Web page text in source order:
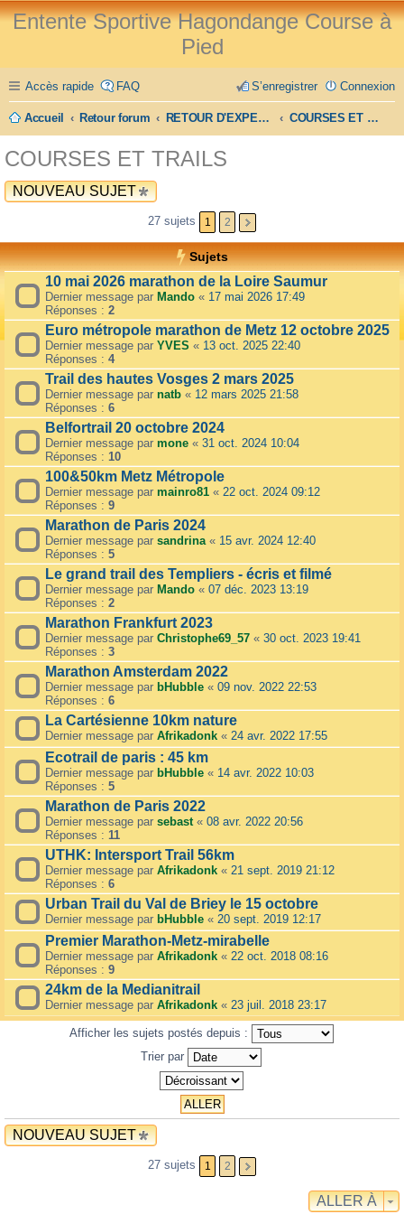
Entente Sportive Hagondange Course à
Pied
Accès rapide FAQ Connexion
S’enregistrer
Accueil Retour forum RETOUR D'EXPERIENCE COURSES ET TRAILS
COURSES ET TRAILS
NOUVEAU SUJET
27 sujets 1 2
Sujets
10 mai 2026 marathon de la Loire Saumur
Dernier message par Mando « 17 mai 2026 17:49
Réponses : 2
Euro métropole marathon de Metz 12 octobre 2025
Dernier message par YVES « 13 oct. 2025 22:40
Réponses : 4
Trail des hautes Vosges 2 mars 2025
Dernier message par natb « 12 mars 2025 21:58
Réponses : 6
Belfortrail 20 octobre 2024
Dernier message par mone « 31 oct. 2024 10:04
Réponses : 10
100&50km Metz Métropole
Dernier message par mainro81 « 22 oct. 2024 09:12
Réponses : 9
Marathon de Paris 2024
Dernier message par sandrina« 15 avr. 2024 12:40
Réponses : 5
Le grand trail des Templiers - écris et filmé
Dernier message par Mando « 07 déc. 2023 13:19
Réponses : 2
Marathon Frankfurt 2023
Dernier message par Christophe69_57 « 30 oct. 2023 19:41
Réponses : 3
Marathon Amsterdam 2022
Dernier message par bHubble « 09 nov. 2022 22:53
Réponses : 6
La Cartésienne 10km nature
Dernier message par Afrikadonk « 24 avr. 2022 17:55
Ecotrail de paris : 45 km
Dernier message par bHubble « 14 avr. 2022 10:03
Réponses : 5
Marathon de Paris 2022
Dernier message par sebast« 08 avr. 2022 20:56
Réponses : 11
UTHK: Intersport Trail 56km
Dernier message par Afrikadonk « 21 sept. 2019 21:12
Réponses : 6
Urban Trail du Val de Briey le 15 octobre
Dernier message par bHubble « 20 sept. 2019 12:17
Premier Marathon-Metz-mirabelle
Dernier message par Afrikadonk « 22 oct. 2018 08:16
Réponses : 9
24km de la Medianitrail
Dernier message par Afrikadonk « 23 juil. 2018 23:17
Afficher les sujets postés depuis :
Trier par
NOUVEAU SUJET
27 sujets 1 2
ALLER À